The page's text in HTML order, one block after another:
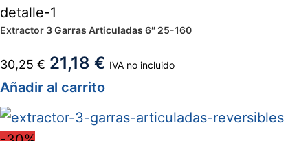
Extractor 3 Garras Articuladas 6″ 25-160
30,25€ 21,18 € IVA no incluido
Añadir al carrito